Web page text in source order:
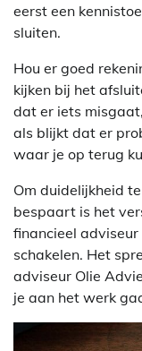
eerst een
sluiten.
Hou er goed
kijken bij het
dat er iets
als blijkt dat er
waar je op terug
Om duidelijkheid
bespaart is het
financieel
schakelen. Het
adviseur Olie
je aan het werk